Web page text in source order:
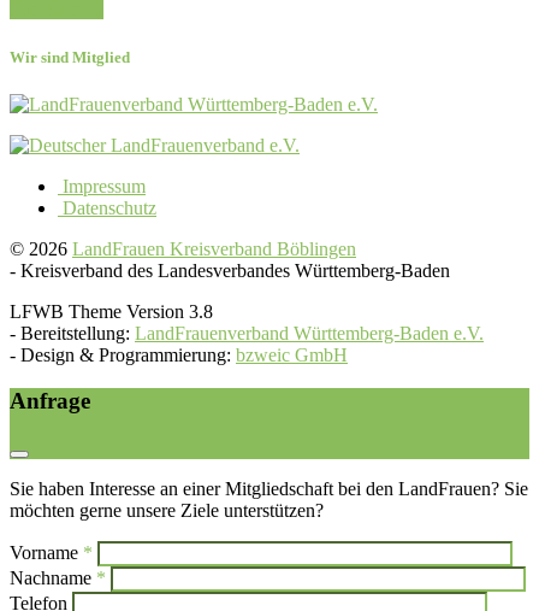
Wir sind Mitglied
Impressum
Datenschutz
© 2026 LandFrauen Kreisverband Böblingen
- Kreisverband des Landesverbandes Württemberg-Baden
LFWB Theme Version 3.8
- Bereitstellung: LandFrauenverband Württemberg-Baden e.V.
- Design & Programmierung: bzweic GmbH
Anfrage
Sie haben Interesse an einer Mitgliedschaft bei den LandFrauen? Sie
möchten gerne unsere Ziele unterstützen?
Vorname *
Nachname *
Telefon